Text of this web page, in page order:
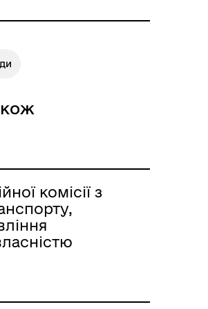
комісії з